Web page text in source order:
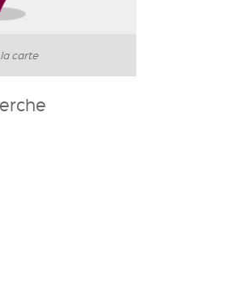
carte